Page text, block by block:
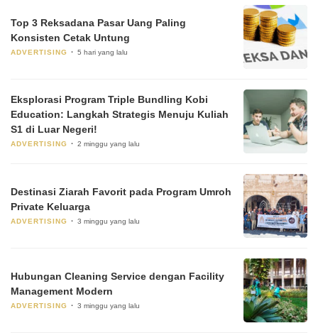
Top 3 Reksadana Pasar Uang Paling
Konsisten Cetak Untung
ADVERTISING 5 hari yang lalu
Eksplorasi Program Triple Bundling Kobi
Education: Langkah Strategis Menuju Kuliah
S1 di Luar Negeri!
ADVERTISING 2 minggu yang lalu
Destinasi Ziarah Favorit pada Program Umroh
Private Keluarga
ADVERTISING 3 minggu yang lalu
Hubungan Cleaning Service dengan Facility
Management Modern
ADVERTISING 3 minggu yang lalu